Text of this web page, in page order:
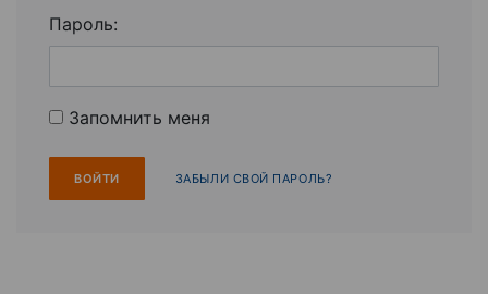
Пароль:
Запомнить меня
ЗАБЫЛИ СВОЙ ПАРОЛЬ?